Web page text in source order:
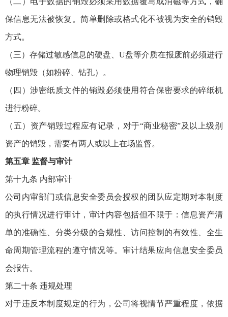
保信息无法被恢复。简单删除或格式化不被视为安全的销毁
方式。
（三）存储过敏感信息的硬盘、U盘等介质在报废前必须进行
物理销毁（如粉碎、钻孔）。
（四）涉密纸质文件的销毁必须使用符合保密要求的碎纸机
进行粉碎。
（五）资产销毁过程应有记录，对于“商业秘密”及以上级别
资产的销毁，需要有两人或以上在场监督。
第五章 监督与审计
第十九条 内部审计
公司内审部门或信息安全委员会授权的团队应定期对本制度
的执行情况进行审计，审计内容包括但不限于：信息资产清
单的准确性、分类分级的合规性、访问控制的有效性、全生
命周期管理流程的遵守情况等。审计结果应向信息安全委员
会报告。
第二十条 违规处理
对于违反本制度规定的行为，公司将视情节严重程度，依据